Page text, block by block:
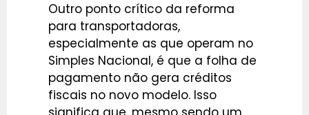
Outro ponto crítico da reforma
para transportadoras,
especialmente as que operam no
Simples Nacional, é que a folha de
pagamento não gera créditos
fiscais no novo modelo. Isso